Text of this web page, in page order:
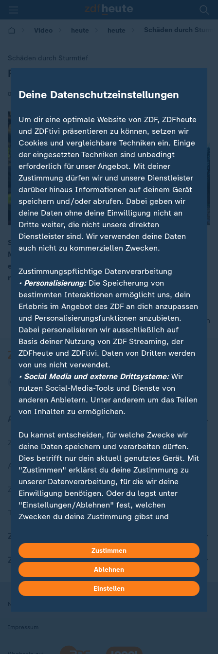
Video heute heute Schäden durch
Schäden durch Sturmtief
:Regionalzug entgleist
03.01.2018 | 16:52
Es ist ein Fehler aufgetreten. Versuche
es später noch einmal. Errorcode:1
Sturmtief Burglind zieht über Deutschland hinweg. Im
Münsterland entgleiste ein Zug, nachdem er gegen
einen entwurzelten Baum gefahren war. Verletzt wurde
niemand.
nach oben
Zuletzt veröffentlicht
Aktuelle Sendungs-Videos
ZDFheute Stories
Themen im Überblick
ZDFheute Apps
Nutzungsbedingungen
Impressum
Deine Datenschutzeinstellungen
Um dir eine optimale Website von ZDF, ZDFheute
und ZDFtivi präsentieren zu können, setzen wir
Cookies und vergleichbare Techniken ein. Einige
der eingesetzten Techniken sind unbedingt
erforderlich für unser Angebot. Mit deiner
Zustimmung dürfen wir und unsere Dienstleister
darüber hinaus Informationen auf deinem Gerät
speichern und/oder abrufen. Dabei geben wir
deine Daten ohne deine Einwilligung nicht an
Dritte weiter, die nicht unsere direkten
Dienstleister sind. Wir verwenden deine Daten
auch nicht zu kommerziellen Zwecken.
Zustimmungspflichtige Datenverarbeitung
• Personalisierung:Die Speicherung von
bestimmten Interaktionen ermöglicht uns, dein
Erlebnis im Angebot des ZDF an dich anzupassen
und Personalisierungsfunktionen anzubieten.
Dabei personalisieren wir ausschließlich auf
Basis deiner Nutzung von ZDF Streaming, der
ZDFheute und ZDFtivi. Daten von Dritten werden
von uns nicht verwendet.
• Social Media und externe Drittsysteme:Wir
nutzen Social-Media-Tools und Dienste von
anderen Anbietern. Unter anderem um das Teilen
von Inhalten zu ermöglichen.
Du kannst entscheiden, für welche Zwecke wir
deine Daten speichern und verarbeiten dürfen.
Dies betrifft nur dein aktuell genutztes Gerät. Mit
"Zustimmen" erklärst du deine Zustimmung zu
unserer Datenverarbeitung, für die wir deine
Einwilligung benötigen. Oder du legst unter
"Einstellungen/Ablehnen" fest, welchen
Zwecken du deine Zustimmung gibst und
in deinen Einstellungen widerrufen oder ändern.
Hier findest du das Impressum.
Weitere Informationen findest du in unserer
Datenschutzerklärung.
Zustimmen
Ablehnen
Einstellen